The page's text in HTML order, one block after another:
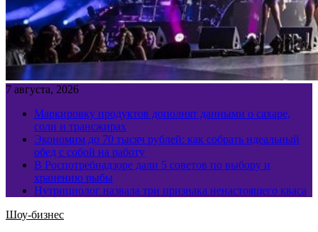
7 августа, 2026
Маркировку продуктов дополнят данными о сахаре,
соли и трансжирах
Экономим до 70 тысяч рублей: как собрать идеальный
обед с собой на работу
В Роспотребнадзоре дали 5 советов по выбору и
хранению рыбы
Нутрициолог назвала три признака ненастоящего кваса
Шоу-бизнес